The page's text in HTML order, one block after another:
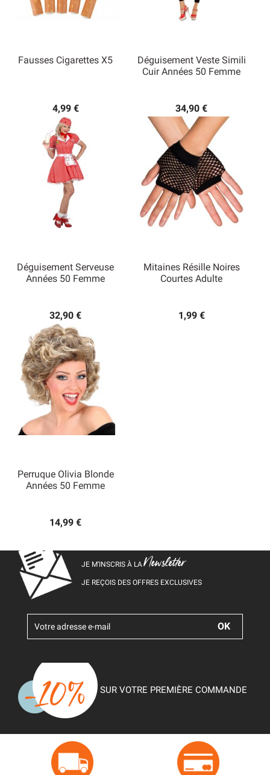
Fausses Cigarettes X5
4,99 €
Déguisement Veste Simili
Cuir Années 50 Femme
34,90 €
Déguisement Serveuse
Années 50 Femme
32,90 €
Mitaines Résille Noires
Courtes Adulte
1,99 €
Perruque Olivia Blonde
Années 50 Femme
14,99 €
JE M’INSCRIS À LANewsletter
JE REÇOIS DES OFFRES EXCLUSIVES
SUR VOTRE PREMIÈRE COMMANDE